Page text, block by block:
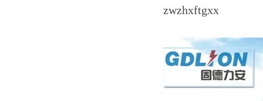
zwzhxftgxx